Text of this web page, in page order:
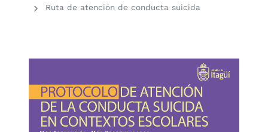
Ruta de atención de conducta suicida